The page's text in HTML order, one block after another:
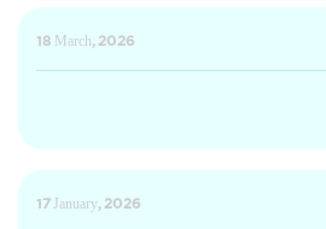
18 March, 2026
17 January, 2026